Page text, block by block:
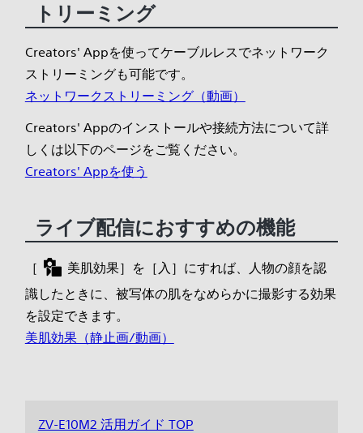
トリーミング
Creators' Appを使ってケーブルレスでネットワーク
ストリーミングも可能です。
ネットワークストリーミング（動画）
Creators' Appのインストールや接続方法について詳
しくは以下のページをご覧ください。
Creators' Appを使う
ライブ配信におすすめの機能
［
美肌効果］を［入］にすれば、人物の顔を認
識したときに、被写体の肌をなめらかに撮影する効果
を設定できます。
美肌効果（静止画/動画）
ZV-E10M2 活用ガイド TOP